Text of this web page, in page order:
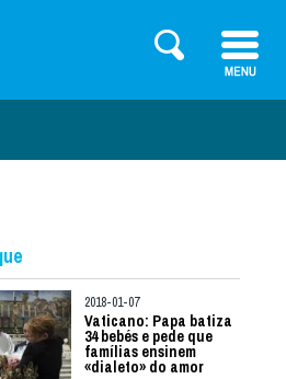
2018-01-07
Vaticano: Papa batiza
34 bebés e pede que
famílias ensinem
«dialeto» do amor